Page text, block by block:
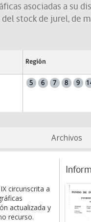
asociadas a su
stock de jurel, de
Región
Archivos
circunscrita a
actualizada y
recurso.